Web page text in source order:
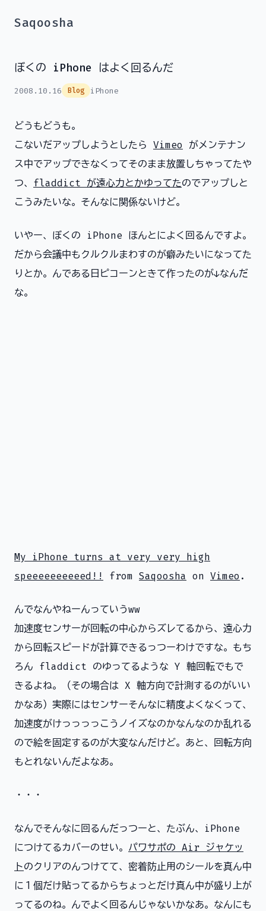
Saqoosha
ぼくの iPhone はよく回るんだ
2008.10.16 Blog iPhone
どうもどうも。
こないだアップしようとしたら Vimeo
がメンテナン
ス中でアップできなくってそのまま放置しちゃってたや
つ、 fladdict が遠心力とかゆってたのでアップしと
こうみたいな。そんなに関係ないけど。
いやー、ぼくの iPhone ほんとによく回るんですよ。
だから会議中もクルクルまわすのが癖みたいになってた
りとか。んである日ピコーンときて作ったのが↓なんだ
な。
My iPhone turns at very very high
speeeeeeeeeed!!
from Saqoosha on Vimeo .
んでなんやねーんっていうww
加速度センサーが回転の中心からズレてるから、遠心力
から回転スピードが計算できるっつーわけですな。もち
ろん fladdict のゆってるような Y 軸回転でもで
きるよね。（その場合は X 軸方向で計測するのがいい
かなあ）実際にはセンサーそんなに精度よくなくって、
加速度がけっっっっこうノイズなのかなんなのか乱れる
ので絵を固定するのが大変なんだけど。あと、回転方向
もとれないんだよなあ。
・・・
なんでそんなに回るんだっつーと、たぶん、iPhone
につけてるカバーのせい。 パワサポの Air ジャケッ
トのクリアのんつけてて、密着防止用のシールを真ん中
に１個だけ貼ってるからちょっとだけ真ん中が盛り上が
ってるのね。んでよく回るんじゃないかなあ。なんにも